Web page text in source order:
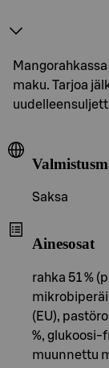
maku. Tarjoa
Saksa
Ainesosat
rahka 51 %
(EU),
%, glukoosi-
muunnettu